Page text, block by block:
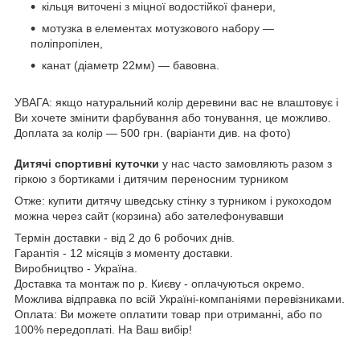
кільця виточені з міцної водостійкої фанери,
мотузка в елементах мотузкового набору ―
поліпропілен,
канат (діаметр 22мм) ― бавовна.
УВАГА: якщо натуральний колір деревини вас не влаштовує і
Ви хочете змінити фарбування або тонування, це можливо.
Доплата за колір ― 500 грн. (варіанти див. на фото)
Дитячі спортивні куточки у нас часто замовляють разом з
гіркою з бортиками і дитячим переносним турником
Отже: купити дитячу шведську стінку з турником і рукоходом
можна через сайт (корзина) або зателефонувавши
Термін доставки - від 2 до 6 робочих днів.
Гарантія - 12 місяців з моменту доставки.
Виробництво - Україна.
Доставка та монтаж по р. Києву - оплачуються окремо.
Можлива відправка по всій Україні-компаніями перевізниками.
Оплата: Ви можете оплатити товар при отриманні, або по
100% передоплаті. На Ваш вибір!